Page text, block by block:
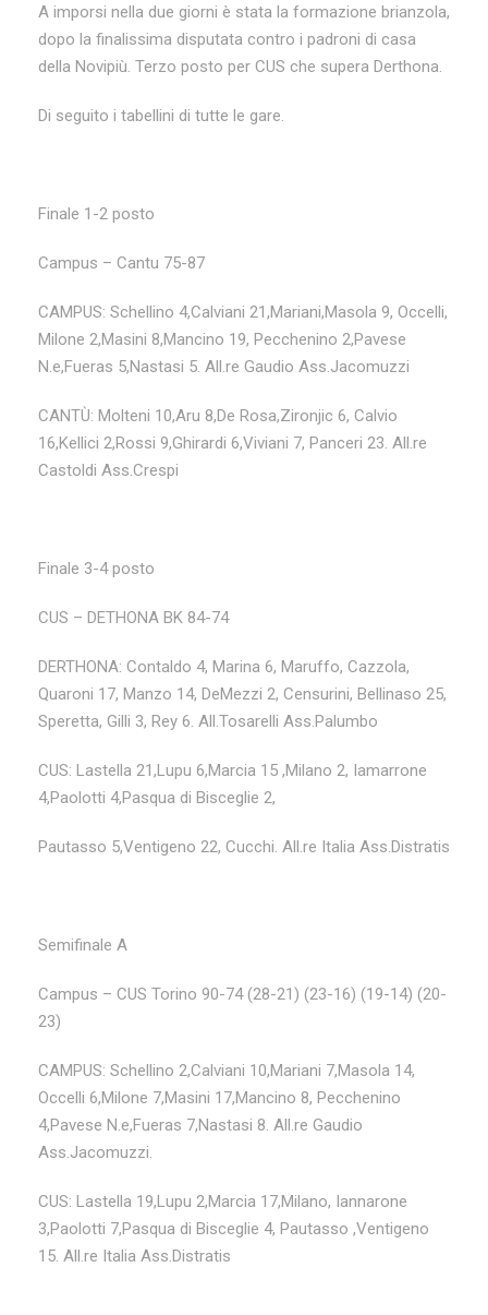
A imporsi nella due giorni è stata la formazione brianzola,
dopo la finalissima disputata contro i padroni di casa
della Novipiù. Terzo posto per CUS che supera Derthona.
Di seguito i tabellini di tutte le gare.
Finale 1-2 posto
Campus – Cantu 75-87
CAMPUS: Schellino 4,Calviani 21,Mariani,Masola 9, Occelli,
Milone 2,Masini 8,Mancino 19, Pecchenino 2,Pavese
N.e,Fueras 5,Nastasi 5. All.re Gaudio Ass.Jacomuzzi
CANTÙ: Molteni 10,Aru 8,De Rosa,Zironjic 6, Calvio
16,Kellici 2,Rossi 9,Ghirardi 6,Viviani 7, Panceri 23. All.re
Castoldi Ass.Crespi
Finale 3-4 posto
CUS – DETHONA BK 84-74
DERTHONA: Contaldo 4, Marina 6, Maruffo, Cazzola,
Quaroni 17, Manzo 14, DeMezzi 2, Censurini, Bellinaso 25,
Speretta, Gilli 3, Rey 6. All.Tosarelli Ass.Palumbo
CUS: Lastella 21,Lupu 6,Marcia 15 ,Milano 2, Iamarrone
4,Paolotti 4,Pasqua di Bisceglie 2,
Pautasso 5,Ventigeno 22, Cucchi. All.re Italia Ass.Distratis
Semifinale A
Campus – CUS Torino 90-74 (28-21) (23-16) (19-14) (20-
23)
CAMPUS: Schellino 2,Calviani 10,Mariani 7,Masola 14,
Occelli 6,Milone 7,Masini 17,Mancino 8, Pecchenino
4,Pavese N.e,Fueras 7,Nastasi 8. All.re Gaudio
Ass.Jacomuzzi.
CUS: Lastella 19,Lupu 2,Marcia 17,Milano, Iannarone
3,Paolotti 7,Pasqua di Bisceglie 4, Pautasso ,Ventigeno
15. All.re Italia Ass.Distratis